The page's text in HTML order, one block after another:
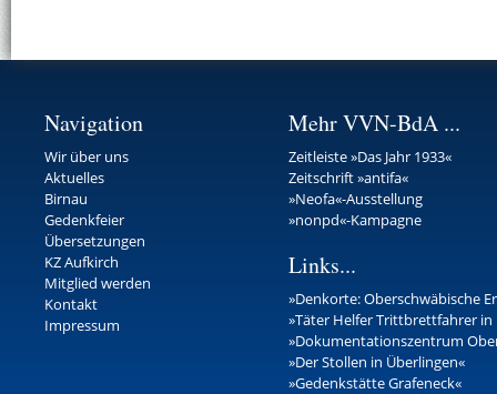
Navigation
Wir über uns
Aktuelles
Birnau
Gedenkfeier
Übersetzungen
KZ Aufkirch
Mitglied werden
Kontakt
Impressum
Mehr VVN-BdA ...
Zeitleiste »Das Jahr 1933«
Zeitschrift »antifa«
»Neofa«-Ausstellung
»nonpd«-Kampagne
Links...
»Denkorte: Oberschwäbische
»Täter Helfer Trittbrettfahrer in
»Dokumentationszentrum
»Der Stollen in Überlingen«
»Gedenkstätte Grafeneck«